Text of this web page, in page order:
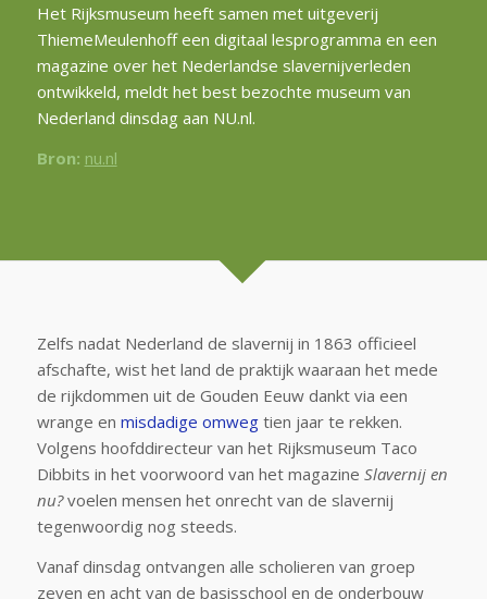
Het Rijksmuseum heeft samen met uitgeverij
ThiemeMeulenhoff een digitaal lesprogramma en een
magazine over het Nederlandse slavernijverleden
ontwikkeld, meldt het best bezochte museum van
Nederland dinsdag aan NU.nl.
Bron: nu.nl
Zelfs nadat Nederland de slavernij in 1863 officieel
afschafte, wist het land de praktijk waaraan het mede
de rijkdommen uit de Gouden Eeuw dankt via een
wrange en misdadige omwegtien jaar te rekken.
Volgens hoofddirecteur van het Rijksmuseum Taco
Dibbits in het voorwoord van het magazine Slavernij en
nu?voelen mensen het onrecht van de slavernij
tegenwoordig nog steeds.
Vanaf dinsdag ontvangen alle scholieren van groep
zeven en acht van de basisschool en de onderbouw